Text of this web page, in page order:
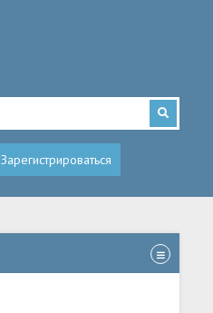
Зарегистрироваться